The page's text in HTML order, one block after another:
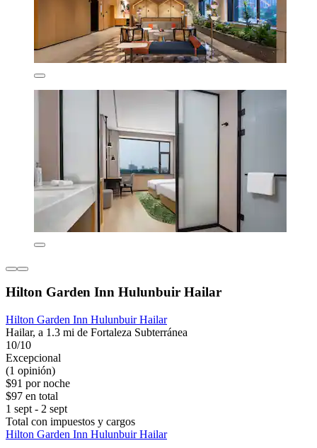
Hilton Garden Inn Hulunbuir Hailar
Hilton Garden Inn Hulunbuir Hailar
Hailar, a 1.3 mi de Fortaleza Subterránea
10/10
Excepcional
(1 opinión)
$91 por noche
$97 en total
1 sept - 2 sept
Total con impuestos y cargos
Hilton Garden Inn Hulunbuir Hailar